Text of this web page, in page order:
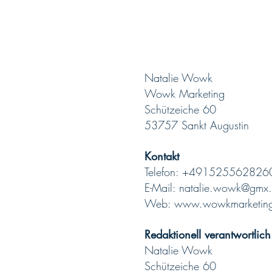
Natalie Wowk
Wowk Marketing
Schützeiche 60
53757 Sankt Augustin
Kontakt
Telefon:
E-Mail:
Web:
Redaktionell verantwortlich
Natalie Wowk
Schützeiche 60